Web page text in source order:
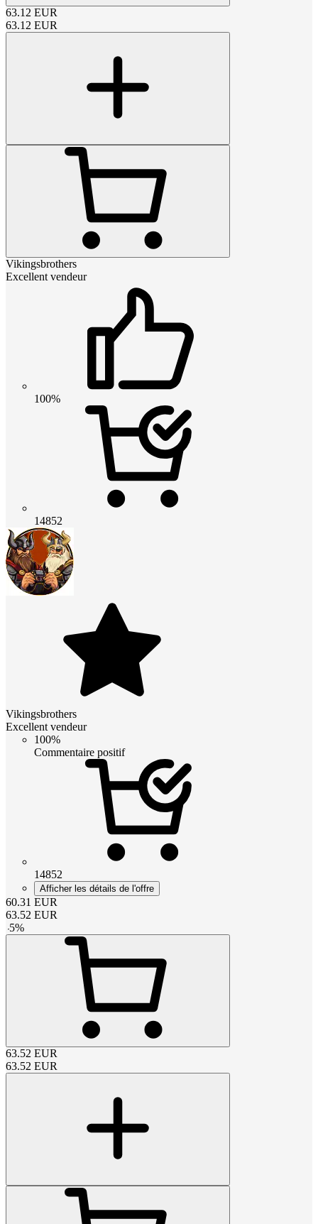
63.12 EUR
63.12 EUR
Vikingsbrothers
Excellent vendeur
100%
14852
Vikingsbrothers
Excellent vendeur
100%
Commentaire positif
14852
Afficher les détails de l'offre
60.31 EUR
63.52 EUR
-5%
63.52 EUR
63.52 EUR